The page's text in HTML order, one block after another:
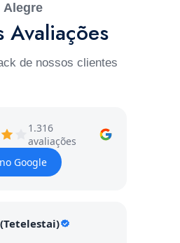
Alegre
Avaliações
de nossos clientes
1.316
avaliações
Google